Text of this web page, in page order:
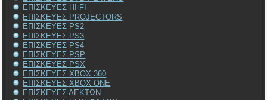
ΕΠΙΣΚΕΥΕΣ HI-FI
ΕΠΙΣΚΕΥΕΣ PROJECTORS
ΕΠΙΣΚΕΥΕΣ PS2
ΕΠΙΣΚΕΥΕΣ PS3
ΕΠΙΣΚΕΥΕΣ PS4
ΕΠΙΣΚΕΥΕΣ PSP
ΕΠΙΣΚΕΥΕΣ PSX
ΕΠΙΣΚΕΥΕΣ XBOX 360
ΕΠΙΣΚΕΥΕΣ XBOX ONE
ΕΠΙΣΚΕΥΕΣ ΔΕΚΤΩΝ